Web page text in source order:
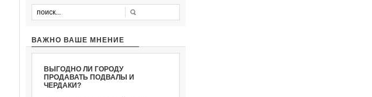
ВАЖНО ВАШЕ МНЕНИЕ
ВЫГОДНО ЛИ ГОРОДУ
ПРОДАВАТЬ ПОДВАЛЫ И
ЧЕРДАКИ?